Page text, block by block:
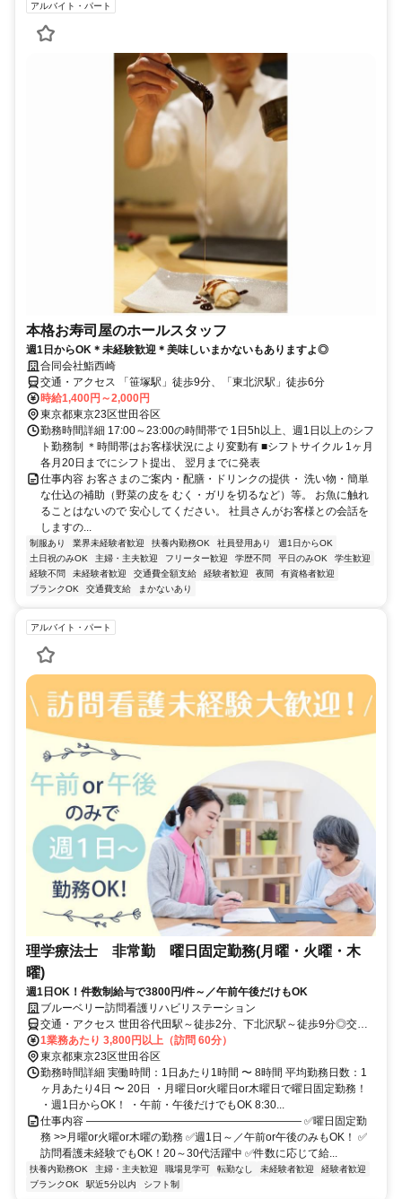
アルバイト・パート
本格お寿司屋のホールスタッフ
週1日からOK＊未経験歓迎＊美味しいまかないもありますよ◎
合同会社鮨西崎
交通・アクセス 「笹塚駅」徒歩9分、「東北沢駅」徒歩6分
時給1,400円～2,000円
東京都東京23区世田谷区
勤務時間詳細 17:00～23:00の時間帯で 1日5h以上、週1日以上のシフ
ト勤務制 ＊時間帯はお客様状況により変動有 ■シフトサイクル 1ヶ月
各月20日までにシフト提出、 翌月までに発表
仕事内容 お客さまのご案内・配膳・ドリンクの提供・ 洗い物・簡単
な仕込の補助（野菜の皮を むく・ガリを切るなど）等。 お魚に触れ
ることはないので 安心してください。 社員さんがお客様との会話を
しますの...
制服あり 業界未経験者歓迎 扶養内勤務OK 社員登用あり
週1日からOK
土日祝のみOK
主婦・主夫歓迎 フリーター歓迎 学歴不問 平日のみOK
学生歓迎
経験不問
未経験者歓迎 交通費全額支給 経験者歓迎 夜間
有資格者歓迎
ブランクOK
交通費支給 まかないあり
アルバイト・パート
理学療法士 非常勤 曜日固定勤務(月曜・火曜・木
曜)
週1日OK！件数制給与で3800円/件～／午前午後だけもOK
ブルーベリー訪問看護リハビリステーション
交通・アクセス 世田谷代田駅～徒歩2分、下北沢駅～徒歩9分◎交通
費支給（全額）
1業務あたり 3,800円以上（訪問 60分）
東京都東京23区世田谷区
勤務時間詳細 実働時間：1日あたり1時間 〜 8時間 平均勤務日数：1
ヶ月あたり4日 〜 20日 ・月曜日or火曜日or木曜日で曜日固定勤務！
・週1日からOK！ ・午前・午後だけでもOK 8:30...
仕事内容 ―――――――――――――――――――― ✅曜日固定勤
務 >>月曜or火曜or木曜の勤務 ✅週1日～／午前or午後のみもOK！ ✅
訪問看護未経験でもOK！20～30代活躍中 ✅件数に応じて給...
扶養内勤務OK 主婦・主夫歓迎 職場見学可 転勤なし 未経験者歓迎
経験者歓迎
ブランクOK
駅近5分以内 シフト制